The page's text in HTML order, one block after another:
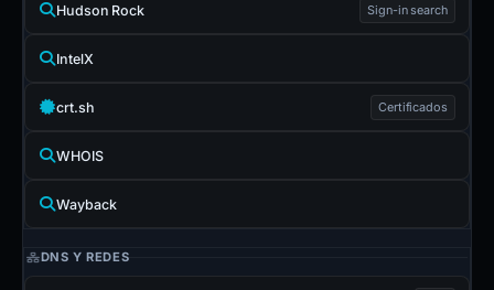
Hudson Rock Sign-in search
IntelX
crt.sh Certificados
WHOIS
Wayback
DNS Y REDES